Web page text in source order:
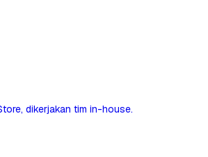
dikerjakan tim in-house.